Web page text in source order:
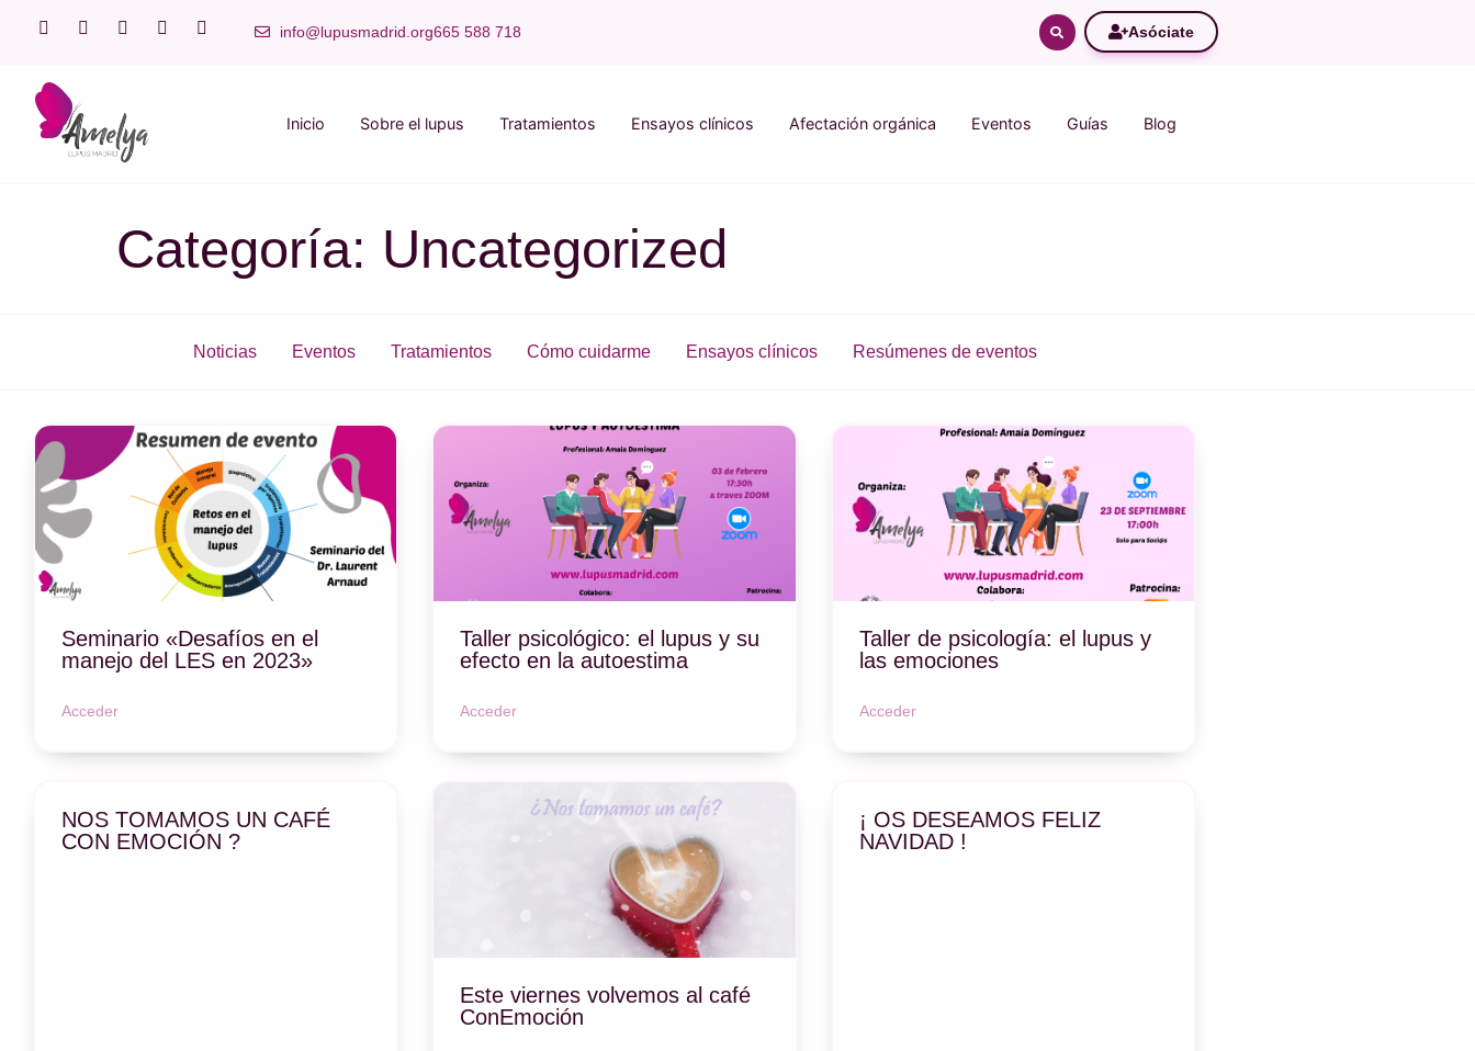
info@lupusmadrid.org665 588 718 Asóciate
Inicio Sobre el lupus Tratamientos Ensayos clínicos Afectación orgánica Eventos Guías Blog
Categoría: Uncategorized
Noticias Eventos Tratamientos Cómo cuidarme Ensayos clínicos Resúmenes de eventos
Seminario «Desafíos en el
manejo del LES en 2023»
Acceder
Taller psicológico: el lupus y su
efecto en la autoestima
Acceder
Taller de psicología: el lupus y
las emociones
Acceder
NOS TOMAMOS UN CAFÉ
CON EMOCIÓN ?
Este viernes volvemos al café
ConEmoción
¡ OS DESEAMOS FELIZ
NAVIDAD !